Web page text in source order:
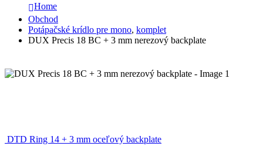
Home
Obchod
Potápačské krídlo pre mono, komplet
DUX Precis 18 BC + 3 mm nerezový backplate
DTD Ring 14 + 3 mm oceľový backplate